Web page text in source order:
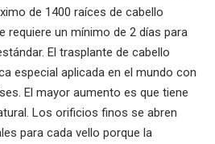
de 1400 raíces de cabello
requiere un mínimo de 2 días para
El trasplante de cabello
especial aplicada en el mundo con
El mayor aumento es que tiene
Los orificios finos se abren
para cada vello porque la